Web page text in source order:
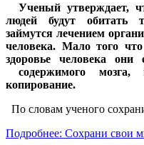
Ученый утверждает,
людей будут обитать
займутся лечением
человека. Мало того
здоровье человека
содержимого мозга,
копирование.
По словам ученого
Подробнее: Сохрани свои